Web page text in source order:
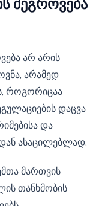
შეგროვება
არ არის
არამედ
როგორიცაა
დაცვა
და
ასაცილებლად.
მართვის
თანხმობის